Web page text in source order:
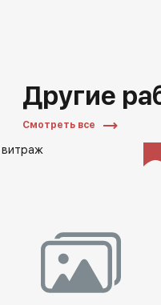
Другие
Смотреть все